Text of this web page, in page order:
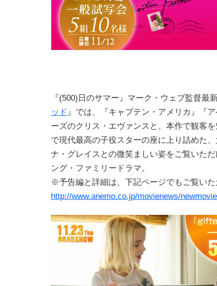
『(500)日のサマー』マーク・ウェブ監督最
ッド 』では、『キャプテン・アメリカ』『
ーズのクリス・エヴァンスと、本作で観客
で現代最高の子役スターの座に上り詰めた
ナ・グレイスとの微笑ましい姿をご覧いた
ング・ファミリードラマ。
※予告編と詳細は、下記ページでもご覧い
http://www.anemo.co.jp/movienews/